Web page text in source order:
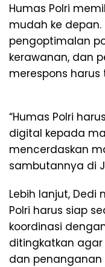
Humas Polri
mudah ke depan.
pengoptimalan
kerawanan, dan
merespons harus
“Humas Polri
digital kepada
mencerdaskan
sambutannya di
Lebih lanjut, Dedi
Polri harus siap
koordinasi
ditingkatkan
dan penanganan